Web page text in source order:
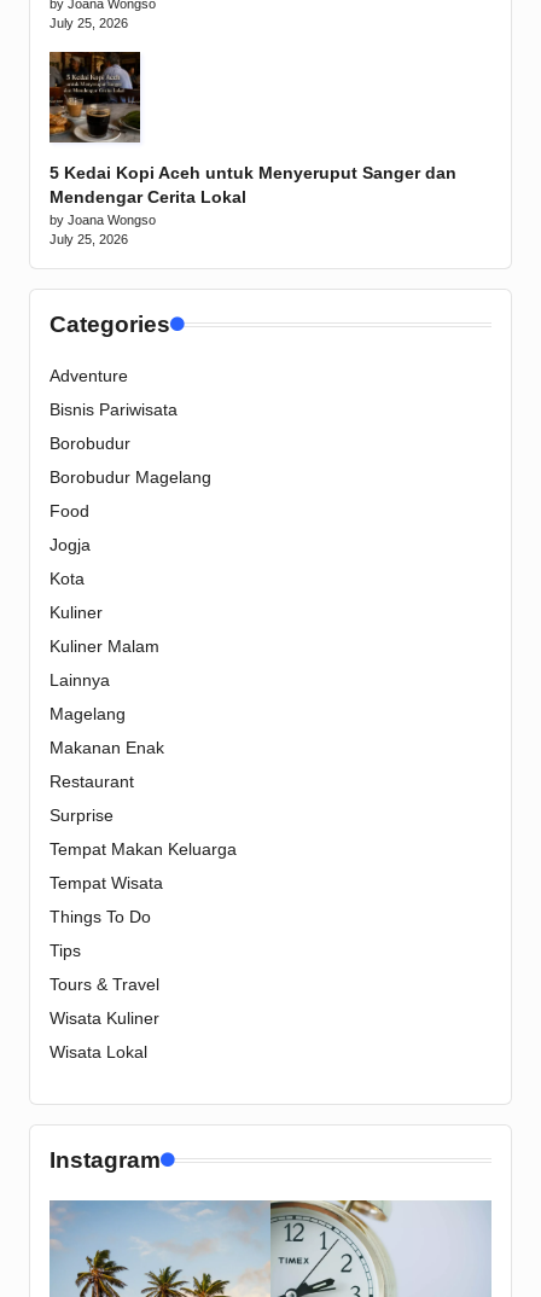
by Joana Wongso
July 25, 2026
5 Kedai Kopi Aceh untuk Menyeruput Sanger dan
Mendengar Cerita Lokal
by Joana Wongso
July 25, 2026
Categories
Adventure
Bisnis Pariwisata
Borobudur
Borobudur Magelang
Food
Jogja
Kota
Kuliner
Kuliner Malam
Lainnya
Magelang
Makanan Enak
Restaurant
Surprise
Tempat Makan Keluarga
Tempat Wisata
Things To Do
Tips
Tours & Travel
Wisata Kuliner
Wisata Lokal
Instagram